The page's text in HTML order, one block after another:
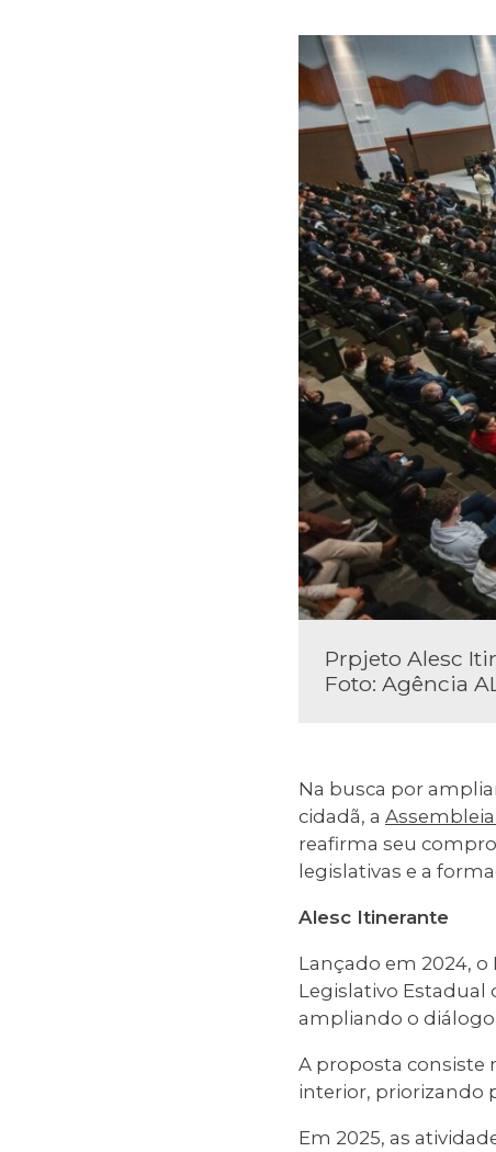
Prpjeto Alesc
Foto: Agência
Na busca por
cidadã, a
reafirma seu
legislativas e a
Alesc Itinerante
Lançado em 2024,
Legislativo Estadual
ampliando o diálogo
A proposta consiste
interior, priorizando
Em 2025, as